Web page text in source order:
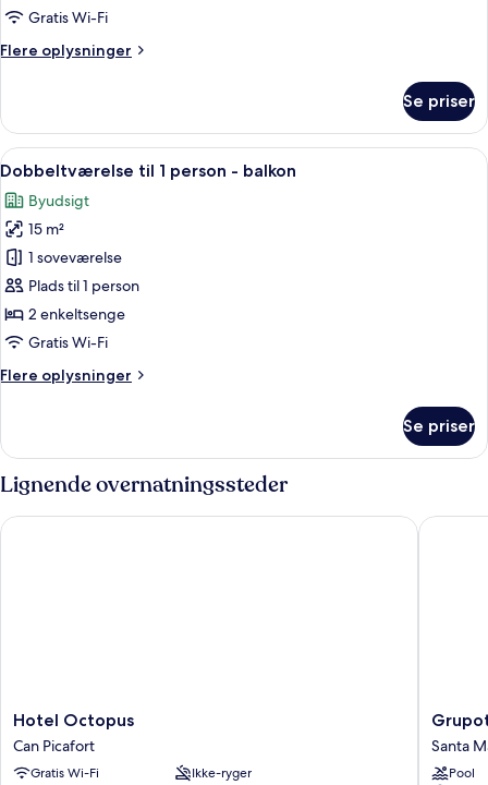
Gratis Wi-Fi
Flere oplysninger
Flere
-
balkon
Se priser
Indlæs
alle
billeder
af
Dobbeltværelse
til
1
person
balkon
Et hotelværelse med en stor seng,
10
Dobbeltværelse til 1 person - balkon
Byudsigt
15 m²
1 soveværelse
Plads til 1 person
2 enkeltsenge
Gratis Wi-Fi
Flere oplysninger
Flere
til
1
person
balkon
Se priser
Lignende overnatningssteder
Hotel
Octopus
Can
Picafort
Hotel Octopus
Can Picafort
Gratis Wi-Fi Ikke-ryger
Hotel Octopus
Farrutx
Santa
Santa
Pool